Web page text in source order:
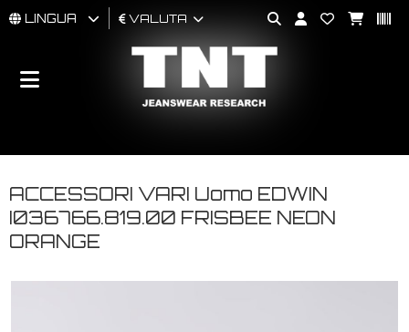
UOMO
BRAND
LINGUA VALUTA
ACCESSORI VARI Uomo EDWIN
I036766.819.00 FRISBEE NEON
ORANGE